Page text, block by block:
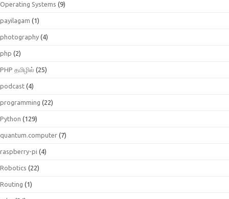
Operating Systems (9)
payilagam (1)
photography (4)
php (2)
PHP தமிழில் (25)
podcast (4)
programming (22)
Python (129)
quantum.computer (7)
raspberry-pi (4)
Robotics (22)
Routing (1)